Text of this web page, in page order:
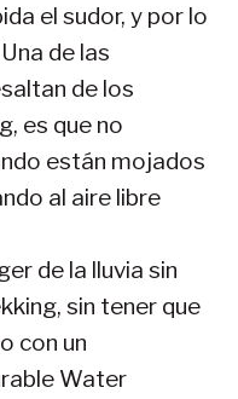
el sudor, y por lo
de las
de los
es que no
están mojados
al aire libre
de la lluvia sin
sin tener que
con un
Water